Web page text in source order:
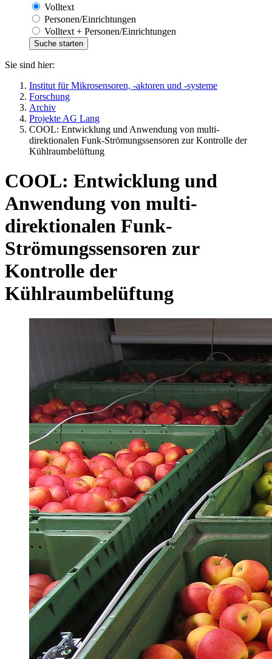
Volltext
Personen/Einrichtungen
Volltext + Personen/Einrichtungen
Sie sind hier:
Institut für Mikrosensoren, -aktoren und -systeme
Forschung
Archiv
Projekte AG Lang
COOL: Entwicklung und Anwendung von multi-
direktionalen Funk-Strömungs­sensoren zur Kontrolle der
Kühlraumbelüftung
COOL: Entwicklung und
Anwendung von multi-
direktionalen Funk-
Strömungs­sensoren zur
Kontrolle der
Kühlraumbelüftung